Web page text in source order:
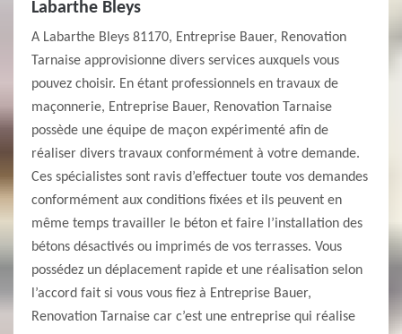
Labarthe Bleys
A Labarthe Bleys 81170, Entreprise Bauer, Renovation
Tarnaise approvisionne divers services auxquels vous
pouvez choisir. En étant professionnels en travaux de
maçonnerie, Entreprise Bauer, Renovation Tarnaise
possède une équipe de maçon expérimenté afin de
réaliser divers travaux conformément à votre demande.
Ces spécialistes sont ravis d’effectuer toute vos demandes
conformément aux conditions fixées et ils peuvent en
même temps travailler le béton et faire l’installation des
bétons désactivés ou imprimés de vos terrasses. Vous
possédez un déplacement rapide et une réalisation selon
l’accord fait si vous vous fiez à Entreprise Bauer,
Renovation Tarnaise car c’est une entreprise qui réalise